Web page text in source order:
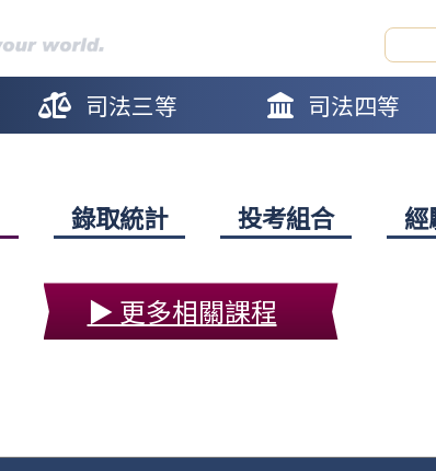
司法三等 司法四等
錄取統計 投考組合 經
▶ 更多相關課程